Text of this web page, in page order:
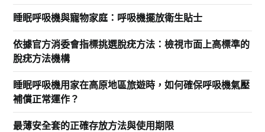
睡眠呼吸機與寵物家庭：呼吸機擺放衛生貼士
依據官方消委會指標挑選脫疣方法：檢視市面上高標準的
脫疣方法機構
睡眠呼吸機用家在高原地區旅遊時，如何確保呼吸機氣壓
補償正常運作？
最薄安全套的正確存放方法與使用期限